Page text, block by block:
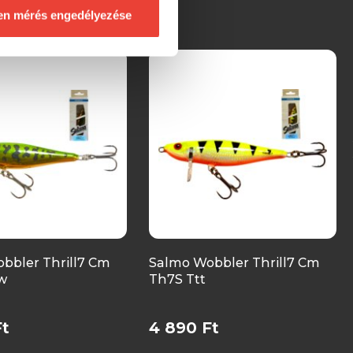
mérés engedélyezése
Thrill7 Cm
Salmo Wobbler Thrill7 Cm
Th7S Ttt
4 890 Ft